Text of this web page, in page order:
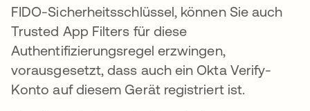
FIDO-Sicherheitsschlüssel, können Sie auch
Trusted App Filters für diese
Authentifizierungsregel erzwingen,
vorausgesetzt, dass auch ein Okta Verify-
Konto auf diesem Gerät registriert ist.